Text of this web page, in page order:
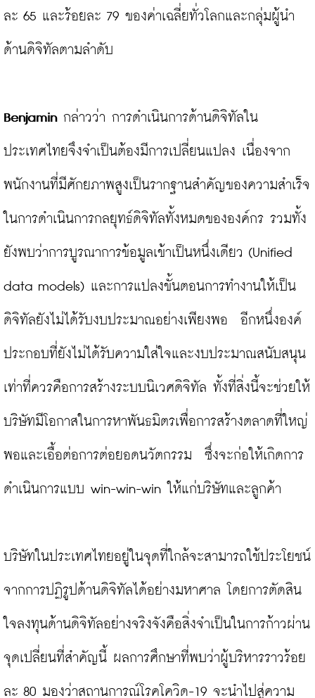
ละ 65 และร้อยละ 79 ของค่าเฉลี่ยทั่วโลกและกลุ่มผู้นำ
ด้านดิจิทัลตามลำดับ
Benjamin กล่าวว่า การดำเนินการด้านดิจิทัลใน
ประเทศไทยจึงจำเป็นต้องมีการเปลี่ยนแปลง เนื่องจาก
พนักงานที่มีศักยภาพสูงเป็นรากฐานสำคัญของความสำเร็จ
ในการดำเนินการกลยุทธ์ดิจิทัลทั้งหมดขององค์กร รวมทั้ง
ยังพบว่าการบูรณาการข้อมูลเข้าเป็นหนึ่งเดียว (Unified
data models) และการแปลงขั้นตอนการทำงานให้เป็น
ดิจิทัลยังไม่ได้รับงบประมาณอย่างเพียงพอ  อีกหนึ่งองค์
ประกอบที่ยังไม่ได้รับความใส่ใจและงบประมาณสนับสนุน
เท่าที่ควรคือการสร้างระบบนิเวศดิจิทัล ทั้งที่สิ่งนี้จะช่วยให้
บริษัทมีโอกาสในการหาพันธมิตรเพื่อการสร้างตลาดที่ใหญ่
พอและเอื้อต่อการต่อยอดนวัตกรรม  ซึ่งจะก่อให้เกิดการ
ดำเนินการแบบ win-win-win ให้แก่บริษัทและลูกค้า
บริษัทในประเทศไทยอยู่ในจุดที่ใกล้จะสามารถใช้ประโยชน์
จากการปฏิรูปด้านดิจิทัลได้อย่างมหาศาล โดยการตัดสิน
ใจลงทุนด้านดิจิทัลอย่างจริงจังคือสิ่งจำเป็นในการก้าวผ่าน
จุดเปลี่ยนที่สำคัญนี้ ผลการศึกษาที่พบว่าผู้บริหารราวร้อย
ละ 80 มองว่าสถานการณ์โรคโควิด-19 จะนำไปสู่ความ